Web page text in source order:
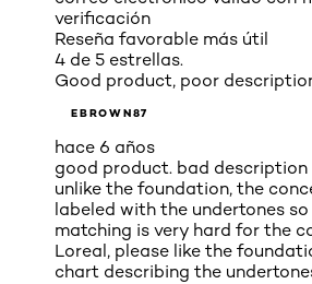
verificación
Reseña favorable más útil
4 de 5 estrellas.
Good product, poor
EBROWN87
hace 6 años
good product. bad description
unlike the foundation, the
labeled with the undertones
matching is very hard for the
Loreal, please like the
chart describing the